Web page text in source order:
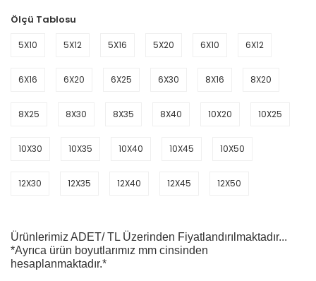
Ölçü Tablosu
5X10 5X12 5X16 5X20 6X10 6X12
6X16 6X20 6X25 6X30 8X16 8X20
8X25 8X30 8X35 8X40 10X20 10X25
10X30 10X35 10X40 10X45 10X50
12X30 12X35 12X40 12X45 12X50
Ürünlerimiz ADET/ TL Üzerinden Fiyatlandırılmaktadır...
*Ayrıca ürün boyutlarımız mm cinsinden
hesaplanmaktadır.*